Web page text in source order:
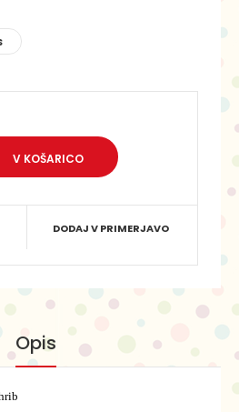
DODAJ V PRIMERJAVO
Opis